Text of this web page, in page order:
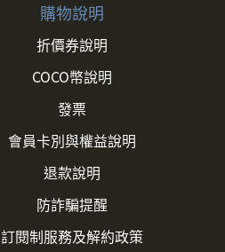
購物說明
折價券說明
COCO幣說明
發票
會員卡別與權益說明
退款說明
防詐騙提醒
訂閱制服務及解約政策